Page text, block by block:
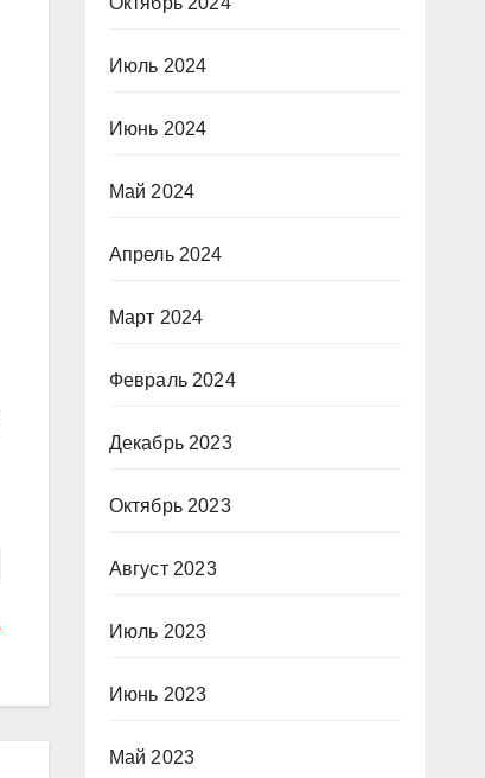
Июль 2024
Июнь 2024
Май 2024
Апрель 2024
Март 2024
Февраль 2024
Декабрь 2023
Октябрь 2023
Август 2023
Июль 2023
Июнь 2023
Май 2023